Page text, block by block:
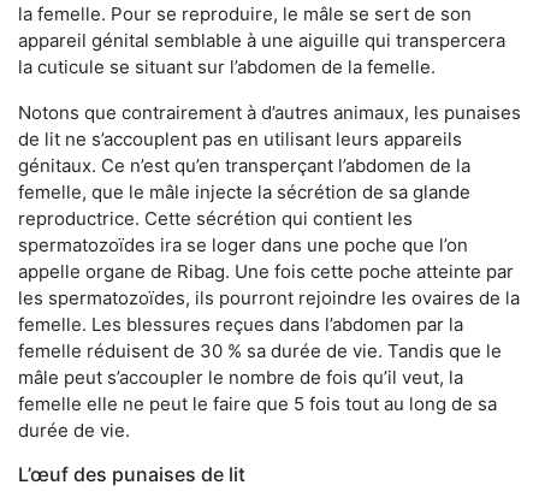
la femelle. Pour se reproduire, le mâle se sert de son
appareil génital semblable à une aiguille qui transpercera
la cuticule se situant sur l’abdomen de la femelle.
Notons que contrairement à d’autres animaux, les punaises
de lit ne s’accouplent pas en utilisant leurs appareils
génitaux. Ce n’est qu’en transperçant l’abdomen de la
femelle, que le mâle injecte la sécrétion de sa glande
reproductrice. Cette sécrétion qui contient les
spermatozoïdes ira se loger dans une poche que l’on
appelle organe de Ribag. Une fois cette poche atteinte par
les spermatozoïdes, ils pourront rejoindre les ovaires de la
femelle. Les blessures reçues dans l’abdomen par la
femelle réduisent de 30 % sa durée de vie. Tandis que le
mâle peut s’accoupler le nombre de fois qu’il veut, la
femelle elle ne peut le faire que 5 fois tout au long de sa
durée de vie.
L’œuf des punaises de lit